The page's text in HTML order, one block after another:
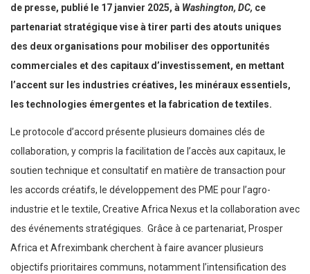
de presse, publié le 17 janvier 2025, à Washington, DC, ce
partenariat stratégique vise à tirer parti des atouts uniques
des deux organisations pour mobiliser des opportunités
commerciales et des capitaux d’investissement, en mettant
l’accent sur les industries créatives, les minéraux essentiels,
les technologies émergentes et la fabrication de textiles.
Le protocole d’accord présente plusieurs domaines clés de
collaboration, y compris la facilitation de l’accès aux capitaux, le
soutien technique et consultatif en matière de transaction pour
les accords créatifs, le développement des PME pour l’agro-
industrie et le textile, Creative Africa Nexus et la collaboration avec
des événements stratégiques. Grâce à ce partenariat, Prosper
Africa et Afreximbank cherchent à faire avancer plusieurs
objectifs prioritaires communs, notamment l’intensification des